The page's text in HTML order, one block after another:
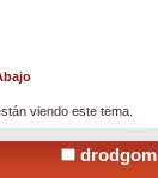
viendo este tema.
drodgom